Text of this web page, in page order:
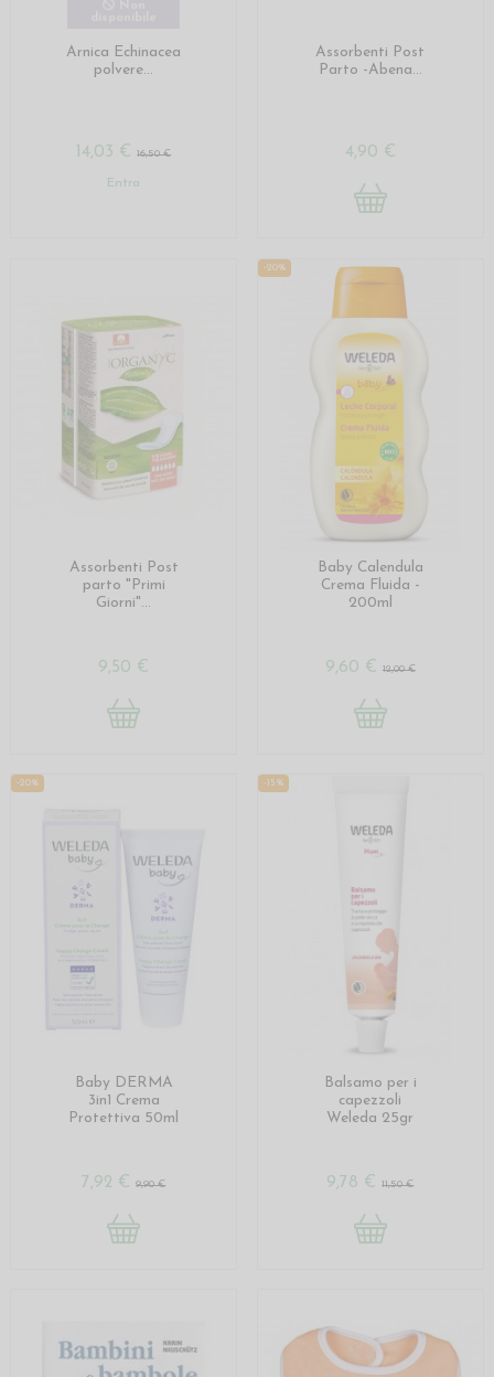
Arnica Echinacea
polvere...
14,03 €16,50 €
Entra
Assorbenti Post
Parto -Abena...
4,90 €
Assorbenti Post
parto "Primi
Giorni"...
9,50 €
-20%
Baby Calendula
Crema Fluida -
200ml
9,60 € 12,00 €
-20%
Baby DERMA
3in1 Crema
Protettiva 50ml
7,92 €9,90 €
-15%
Balsamo per i
capezzoli
Weleda 25gr
9,78 €11,50 €